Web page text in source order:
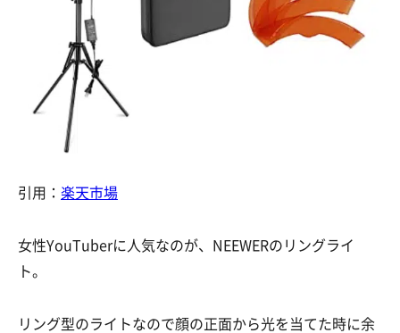
引用： 楽天市場
女性YouTuberに人気なのが、NEEWERのリングライ
ト。
リング型のライトなので顔の正面から光を当てた時に余